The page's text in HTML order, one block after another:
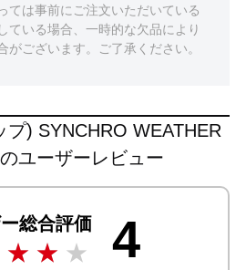
ては事前にご注文いただいている
ている場合、一時的な欠品により
がございます。ご了承ください。
プ) SYNCHRO WEATHER
ユーザーレビュー
総合評価 4